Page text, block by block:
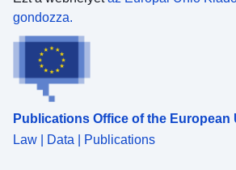
gondozza.
Publications Office of the European
Law | Data | Publications